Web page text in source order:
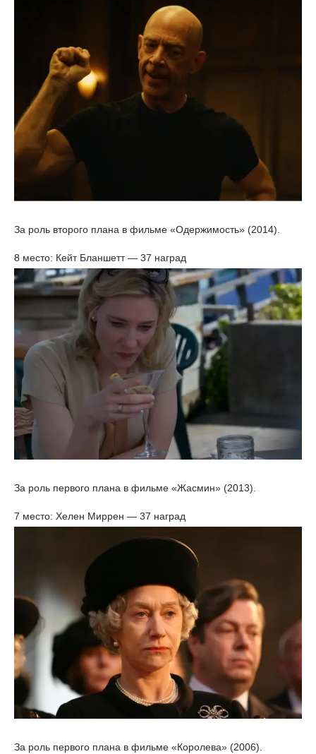
За роль второго плана в фильме «Одержимость» (2014).
8 место: Кейт Бланшетт — 37 наград
За роль первого плана в фильме «Жасмин» (2013).
7 место: Хелен Миррен — 37 наград
За роль первого плана в фильме «Королева» (2006).